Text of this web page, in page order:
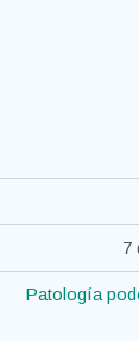
7
Patología